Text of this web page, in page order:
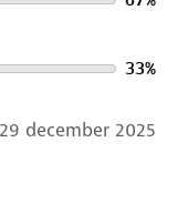
33%
29 december 2025